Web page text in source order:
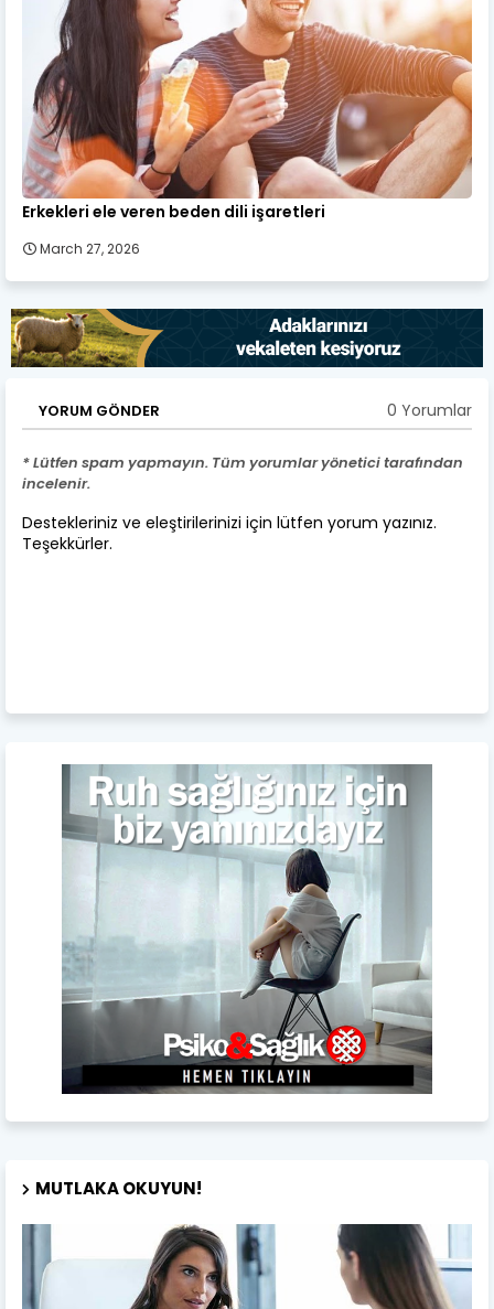
Erkekleri ele veren beden dili işaretleri
March 27, 2026
YORUM GÖNDER 0 Yorumlar
* Lütfen spam yapmayın. Tüm yorumlar yönetici tarafından
incelenir.
Destekleriniz ve eleştirilerinizi için lütfen yorum yazınız.
Teşekkürler.
MUTLAKA OKUYUN!